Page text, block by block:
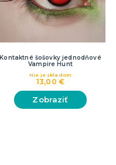
Kontaktné šošovky jednodňové
Vampire Hunt
13,00 €
Nie je skladom
Zobraziť